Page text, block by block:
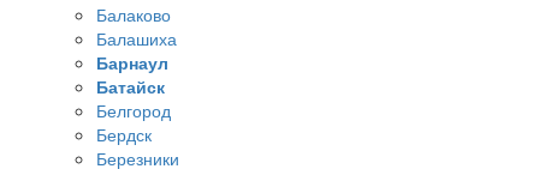
Балаково
Балашиха
Барнаул
Батайск
Белгород
Бердск
Березники